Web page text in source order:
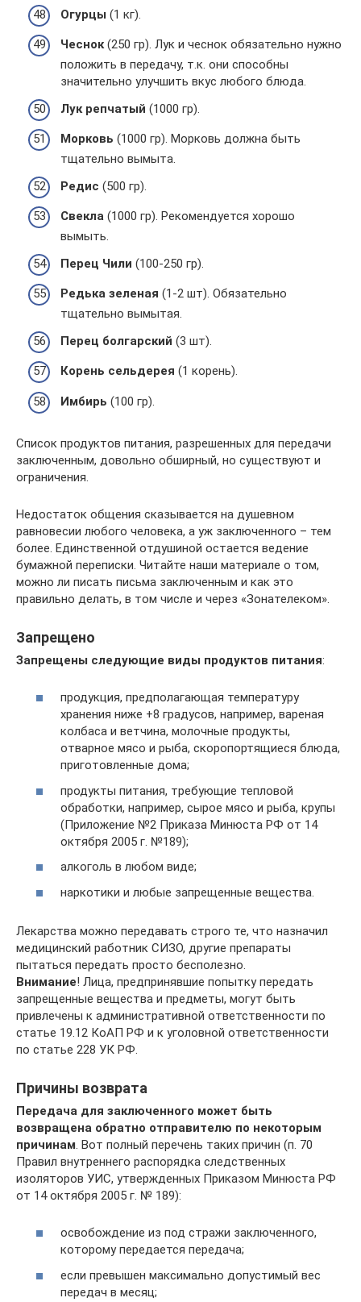
Огурцы (1 кг).
Чеснок(250 гр). Лук и чеснок обязательно нужно
положить в передачу, т.к. они способны
значительно улучшить вкус любого блюда.
Лук репчатый (1000 гр).
Морковь (1000 гр). Морковь должна быть
тщательно вымыта.
Редис (500 гр).
Свекла (1000 гр). Рекомендуется хорошо
вымыть.
Перец Чили (100-250 гр).
Редька зеленая (1-2 шт). Обязательно
тщательно вымытая.
Перец болгарский (3 шт).
Корень сельдерея (1 корень).
Имбирь (100 гр).
Список продуктов питания, разрешенных для передачи
заключенным, довольно обширный, но существуют и
ограничения.
Недостаток общения сказывается на душевном
равновесии любого человека, а уж заключенного – тем
более. Единственной отдушиной остается ведение
бумажной переписки. Читайте наши материале о том,
можно ли писать письма заключенным и как это
правильно делать, в том числе и через «Зонателеком».
Запрещено
Запрещены следующие виды продуктов питания:
продукция, предполагающая температуру
хранения ниже +8 градусов, например, вареная
колбаса и ветчина, молочные продукты,
отварное мясо и рыба, скоропортящиеся блюда,
приготовленные дома;
продукты питания, требующие тепловой
обработки, например, сырое мясо и рыба, крупы
(Приложение №2 Приказа Минюста РФ от 14
октября 2005 г. №189);
алкоголь в любом виде;
наркотики и любые запрещенные вещества.
Лекарства можно передавать строго те, что назначил
медицинский работник СИЗО, другие препараты
пытаться передать просто бесполезно.
Внимание! Лица, предпринявшие попытку передать
запрещенные вещества и предметы, могут быть
привлечены к административной ответственности по
статье 19.12 КоАП РФ и к уголовной ответственности
по статье 228 УК РФ.
Причины возврата
Передача для заключенного может быть
возвращена обратно отправителю по некоторым
причинам . Вот полный перечень таких причин (п. 70
Правил внутреннего распорядка следственных
изоляторов УИС, утвержденных Приказом Минюста РФ
от 14 октября 2005 г. № 189):
освобождение из под стражи заключенного,
которому передается передача;
если превышен максимально допустимый вес
передач в месяц;